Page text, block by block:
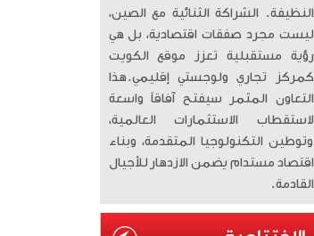
النظيفة. الشراكة الثنائية مع الصين،
ليست مجرد صفقات اقتصادية، بل هي
رؤية مستقبلية تعزز موقع الكويت
كمركز تجاري ولوجستي إقليمي. ​هذا
التعاون المثمر سيفتح آفاقاً واسعة
لاستقطاب الاستثمارات العالمية،
وتوطين التكنولوجيا المتقدمة، وبناء
اقتصاد مستدام يضمن الازدهار للأجيال
القادمة.